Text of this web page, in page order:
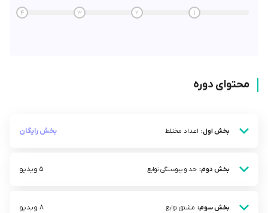
1
2
3
4
محتوای دوره
بخش اول: اعداد مختلط بخش رایگان
بخش دوم: حد و پیوستگی توابع 5 ویدیو
بخش سوم: مشتق توابع 8 ویدیو